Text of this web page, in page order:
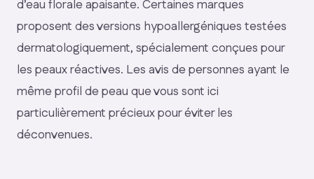
d’eau florale apaisante. Certaines marques
proposent des versions hypoallergéniques testées
dermatologiquement, spécialement conçues pour
les peaux réactives. Les avis de personnes ayant le
même profil de peau que vous sont ici
particulièrement précieux pour éviter les
déconvenues.